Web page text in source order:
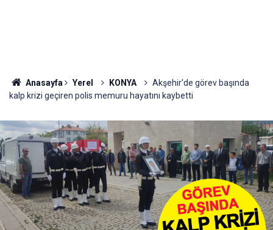
Anasayfa Yerel KONYA
Akşehir'de görev başında
kalp krizi geçiren polis memuru hayatını kaybetti